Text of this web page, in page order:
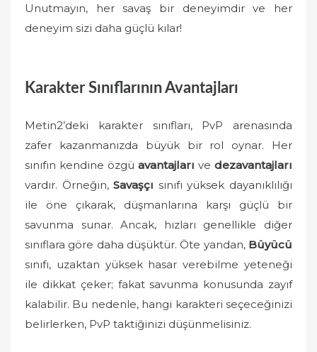
Unutmayın, her savaş bir deneyimdir ve her
deneyim sizi daha güçlü kılar!
Karakter Sınıflarının Avantajları
Metin2’deki karakter sınıfları, PvP arenasında
zafer kazanmanızda büyük bir rol oynar. Her
sınıfın kendine özgü avantajları ve dezavantajları
vardır. Örneğin,Savaşçı sınıfı yüksek dayanıklılığı
ile öne çıkarak, düşmanlarına karşı güçlü bir
savunma sunar. Ancak, hızları genellikle diğer
sınıflara göre daha düşüktür. Öte yandan, Büyücü
sınıfı, uzaktan yüksek hasar verebilme yeteneği
ile dikkat çeker; fakat savunma konusunda zayıf
kalabilir. Bu nedenle, hangi karakteri seçeceğinizi
belirlerken, PvP taktiğinizi düşünmelisiniz.